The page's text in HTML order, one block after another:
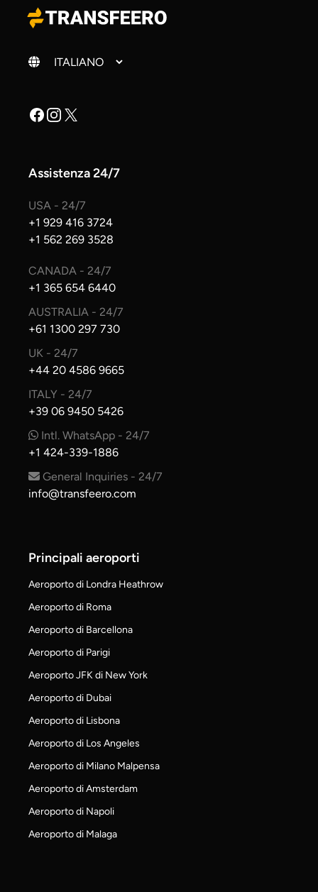
Cambia lingua
Facebook
Instagram
X
Assistenza 24/7
USA - 24/7
+1 929 416 3724
+1 562 269 3528
CANADA - 24/7
+1 365 654 6440
AUSTRALIA - 24/7
+61 1300 297 730
UK - 24/7
+44 20 4586 9665
ITALY - 24/7
+39 06 9450 5426
Intl. WhatsApp - 24/7
+1 424-339-1886
General Inquiries - 24/7
info@transfeero.com
Principali aeroporti
Aeroporto di Londra Heathrow
Aeroporto di Roma
Aeroporto di Barcellona
Aeroporto di Parigi
Aeroporto JFK di New York
Aeroporto di Dubai
Aeroporto di Lisbona
Aeroporto di Los Angeles
Aeroporto di Milano Malpensa
Aeroporto di Amsterdam
Aeroporto di Napoli
Aeroporto di Malaga